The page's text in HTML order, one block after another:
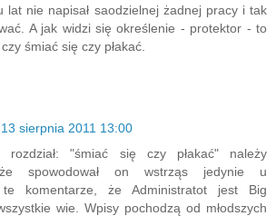
lat nie napisał saodzielnej żadnej pracy i tak
A jak widzi się określenie - protektor - to
śmiać się czy płakać.
13 sierpnia 2011 13:00
rozdział: "śmiać się czy płakać" należy
spowodował on wstrząs jedynie u
te komentarze, że Administratot jest Big
wie. Wpisy pochodzą od młodszych